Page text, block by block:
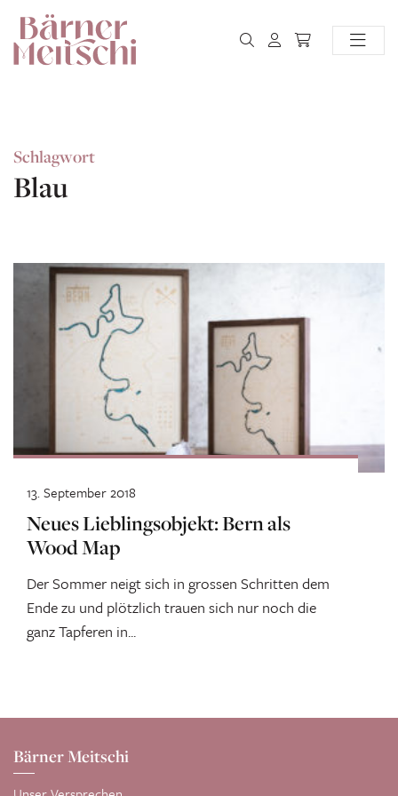
Schlagwort
Blau
Neues Lieblingsobjekt: Bern als
Wood Map
Der Sommer neigt sich in grossen Schritten dem
Ende zu und plötzlich trauen sich nur noch die
ganz Tapferen in...
13. September 2018
Bärner Meitschi